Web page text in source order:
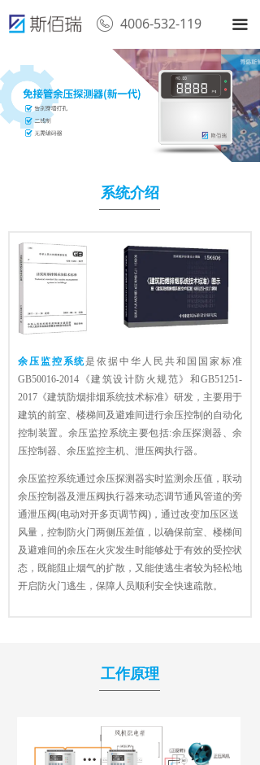
4006-532-119 끀
余压监控系统是依据中华人民共和国国家标准
GB50016-2014《建筑设计防火规范》和GB51251-
2017《建筑防烟排烟系统技术标准》研发，主要用于
建筑的前室、楼梯间及避难间进行余压控制的自动化
控制装置。余压监控系统主要包括:余压探测器、余
压控制器、余压监控主机、泄压阀执行器。
余压监控系统通过余压探测器实时监测余压值，联动
余压控制器及泄压阀执行器来动态调节通风管道的旁
通泄压阀(电动对开多页调节阀)，通过改变加压区送
风量，控制防火门两侧压差值，以确保前室、楼梯间
及避难间的余压在火灾发生时能够处于有效的受控状
态，既能阻止烟气的扩散，又能使逃生者较为轻松地
开启防火门逃生，保障人员顺利安全快速疏散。
系统介绍
工作原理